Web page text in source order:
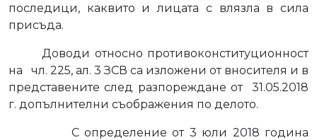
последици, каквито и лицата с влязла в сила
присъда.
Доводи относно противоконституционност
на
чл. 225, ал. 3 ЗСВ са изложени от вносителя и в
представените след разпореждане от
31.05.2018
г. допълнителни съображения по делото.
С определение от 3 юли 2018 година